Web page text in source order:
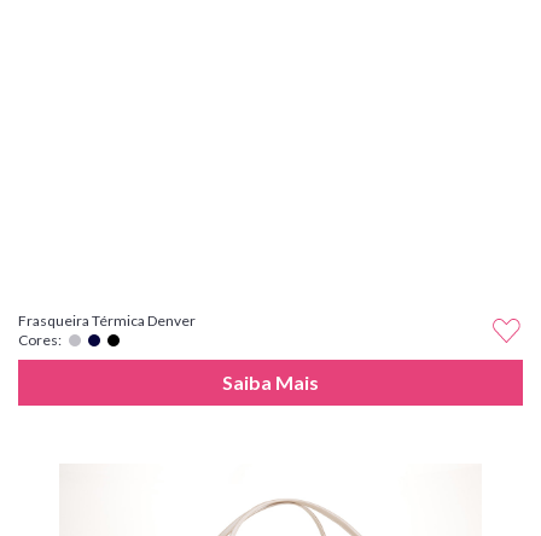
Frasqueira Térmica Denver
Cores:
Saiba Mais